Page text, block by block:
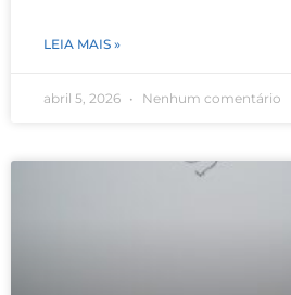
LEIA MAIS »
abril 5, 2026 Nenhum comentário